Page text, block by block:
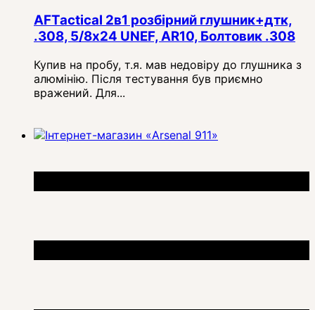
AFTactical 2в1 розбірний глушник+дтк,
.308, 5/8x24 UNEF, AR10, Болтовик .308
Купив на пробу, т.я. мав недовіру до глушника з
алюмінію. Після тестування був приємно
вражений. Для...